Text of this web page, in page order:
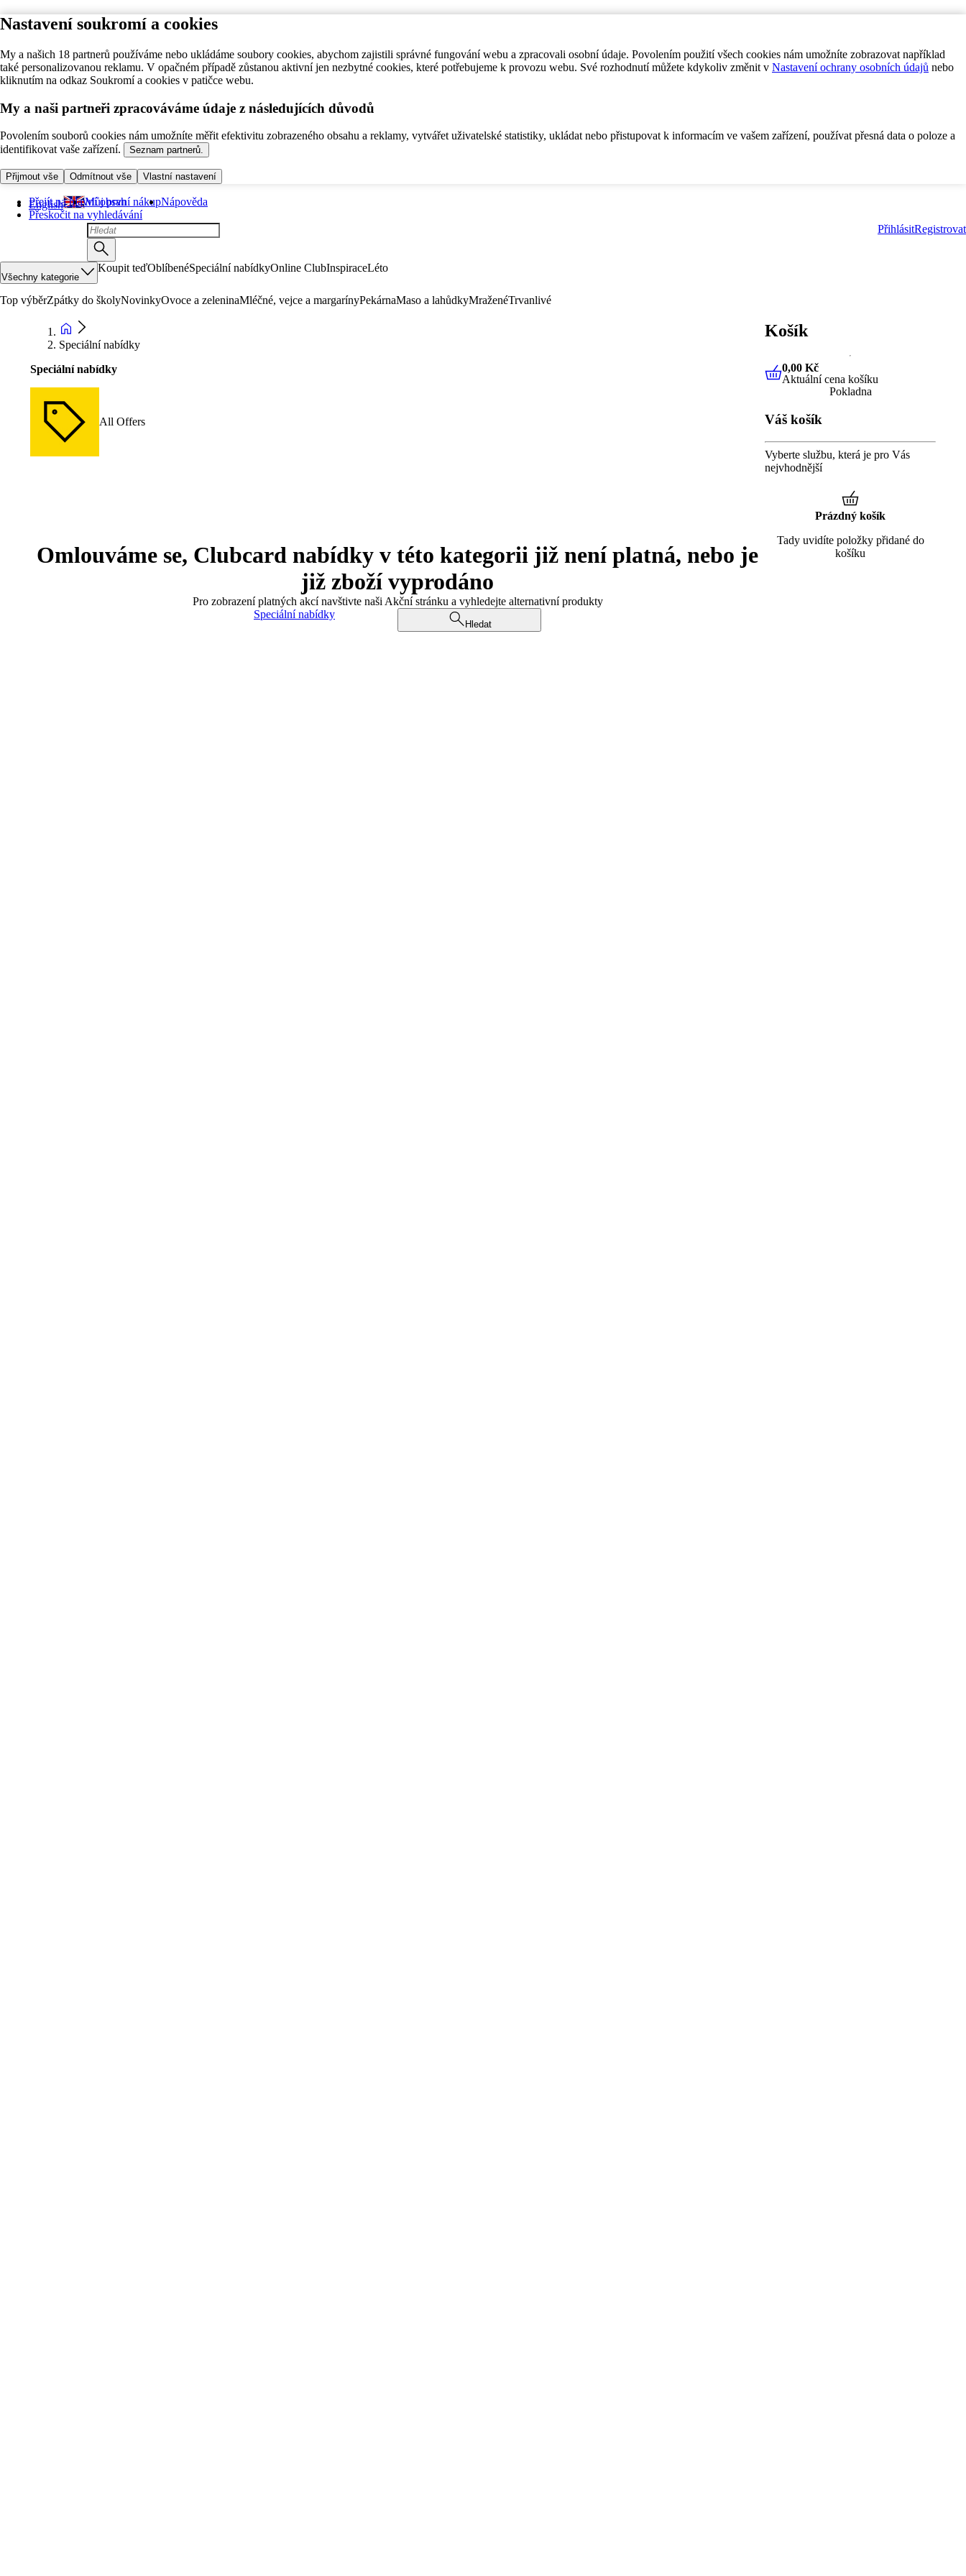
Nastavení soukromí a cookies
My a našich 18 partnerů používáme nebo ukládáme soubory cookies, abychom zajistili správné fungování webu a zpracovali osobní údaje. Povolením použití všech cookies nám umožníte zobrazovat například
také personalizovanou reklamu. V opačném případě zůstanou aktivní jen nezbytné cookies, které potřebujeme k provozu webu. Své rozhodnutí můžete kdykoliv změnit v Nastavení ochrany osobních údajů nebo
kliknutím na odkaz Soukromí a cookies v patičce webu.
My a naši partneři zpracováváme údaje z následujících důvodů
Povolením souborů cookies nám umožníte měřit efektivitu zobrazeného obsahu a reklamy, vytvářet uživatelské statistiky, ukládat nebo přistupovat k informacím ve vašem zařízení, používat přesná data o poloze a
identifikovat vaše zařízení.
Seznam partnerů.
Přijmout vše Odmítnout vše Vlastní nastavení
Přejít na hlavní obsah
Přeskočit na vyhledávání
English Můj první nákupNápověda
PřihlásitRegistrovat
Všechny kategorie
Koupit teďOblíbenéSpeciální nabídkyOnline ClubInspiraceLéto
Top výběrZpátky do školyNovinkyOvoce a zeleninaMléčné, vejce a margarínyPekárnaMaso a lahůdkyMraženéTrvanlivé
Speciální nabídky
Speciální nabídky
All Offers
Omlouváme se, Clubcard nabídky v této kategorii již není platná, nebo je
již zboží vyprodáno
Pro zobrazení platných akcí navštivte naši Akční stránku a vyhledejte alternativní produkty
Speciální nabídky
Hledat
Košík
0,00 KčAktuální cena košíku
0,00 Kč
Aktuální cena košíku
Pokladna
Váš košík
Vyberte službu, která je pro Vás
nejvhodnější
Prázdný košík
Tady uvidíte položky přidané do
košíku